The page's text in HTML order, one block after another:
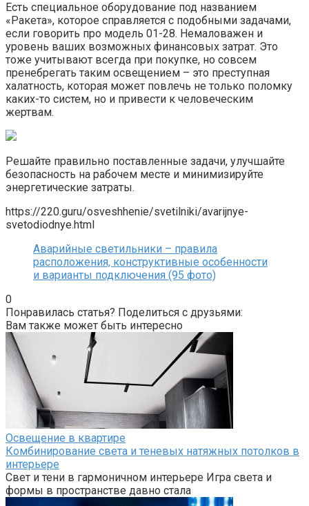
Есть специальное оборудование под названием
«Ракета», которое справляется с подобными задачами,
если говорить про модель 01-28. Немаловажен и
уровень ваших возможных финансовых затрат. Это
тоже учитывают всегда при покупке, но совсем
пренебрегать таким освещением – это преступная
халатность, которая может повлечь не только поломку
каких-то систем, но и привести к человеческим
жертвам.
Решайте правильно поставленные задачи, улучшайте
безопасность на рабочем месте и минимизируйте
энергетические затраты.
https://220.guru/osveshhenie/svetilniki/avarijnye-
svetodiodnye.html
Аварийные светильники – правила
расположения, конструктивные особенности
и варианты подключения (95 фото)
0
Понравилась статья? Поделиться с друзьями:
Вам также может быть интересно
Освещение в квартире
Комбинирование света и теневых натяжных потолков в
интерьере
Свет и тени в гармоничном интерьере Игра света и
формы в пространстве давно стала